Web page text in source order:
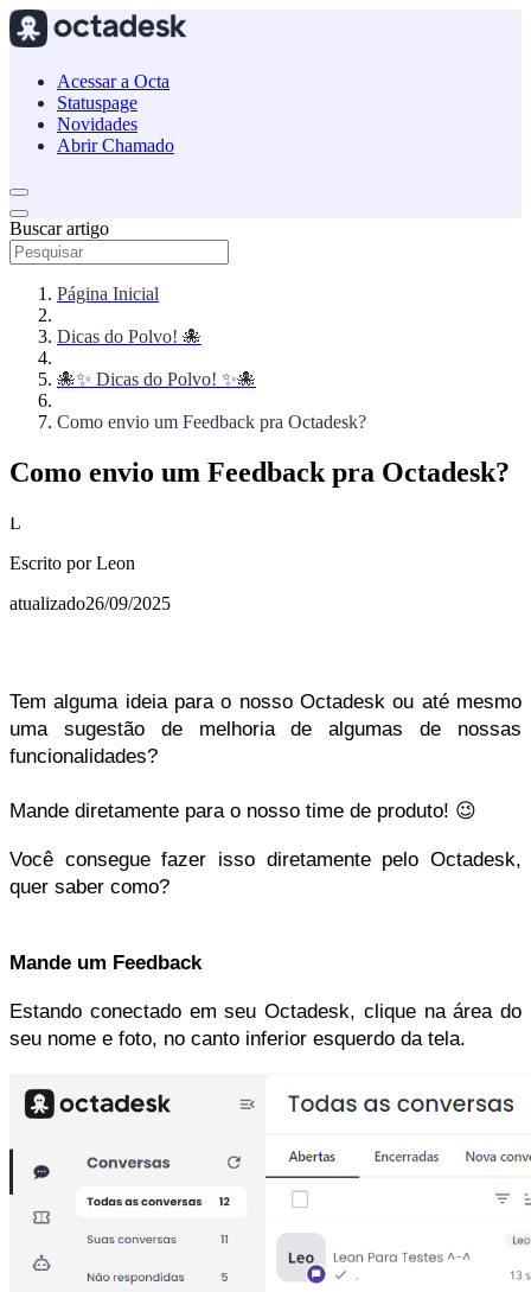
Acessar a Octa
Statuspage
Novidades
Abrir Chamado
Buscar artigo
Página Inicial
Dicas do Polvo! 🐙
🐙✨ Dicas do Polvo! ✨🐙
Como envio um Feedback pra Octadesk?
Como envio um Feedback pra Octadesk?
L
Escrito porLeon
atualizado26/09/2025
Tem alguma ideia para o nosso Octadesk ou até mesmo
uma sugestão de melhoria de algumas de nossas
funcionalidades?
Mande diretamente para o nosso time de produto! 😉
Você consegue fazer isso diretamente pelo Octadesk,
quer saber como?
Mande um Feedback
Estando conectado em seu Octadesk, clique na área do
seu nome e foto, no canto inferior esquerdo da tela.